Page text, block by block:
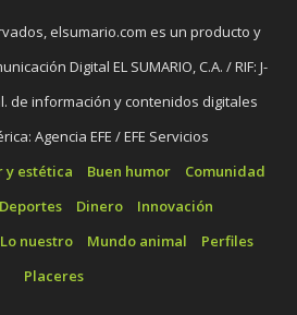
elsumario.com es un producto y
Digital EL SUMARIO, C.A. / RIF: J-
de información y contenidos digitales
Agencia EFE / EFE Servicios
y estética Buen humor
Comunidad
Deportes Dinero
Innovación
Lo nuestro Mundo animal
Perfiles
Placeres